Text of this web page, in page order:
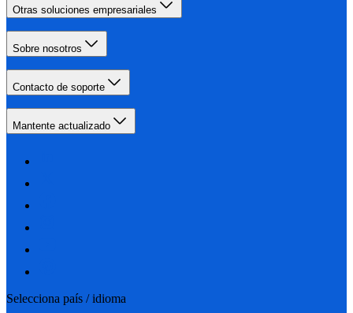
Otras soluciones empresariales
Sobre nosotros
Contacto de soporte
Mantente actualizado
Selecciona país / idioma